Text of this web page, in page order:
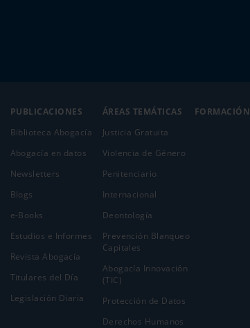
PUBLICACIONES
Biblioteca Abogacía
Abogacía en datos
Newsletters
Blogs
e-Books
Estudios e Informes
Revista Abogacía
Titulares del Día
Legislación Diaria
ÁREAS TEMÁTICAS
Justicia Gratuita
Violencia de Género
Penitenciario
Internacional
Deontología
Prevención Blanqueo
Capitales
Abogacía Innovación
(TIC)
Protección de Datos
Derechos Humanos
FORMACIÓN